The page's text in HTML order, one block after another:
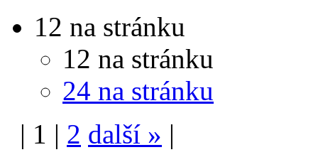
12 na stránku
12 na stránku
24 na stránku
| 1 | 2 další » |